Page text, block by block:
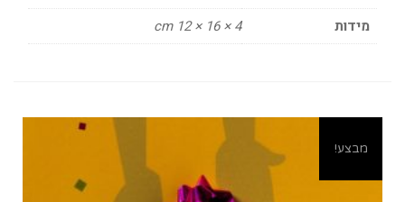
מידות 4 × 16 × 12 cm
מבצע!